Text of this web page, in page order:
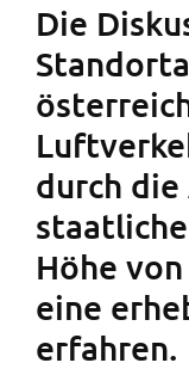
Die
durch die
Höhe
eine
erfahren.